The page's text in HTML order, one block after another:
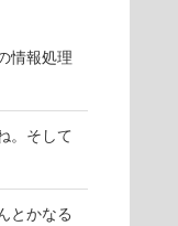
情報処理
。そして
とかなる